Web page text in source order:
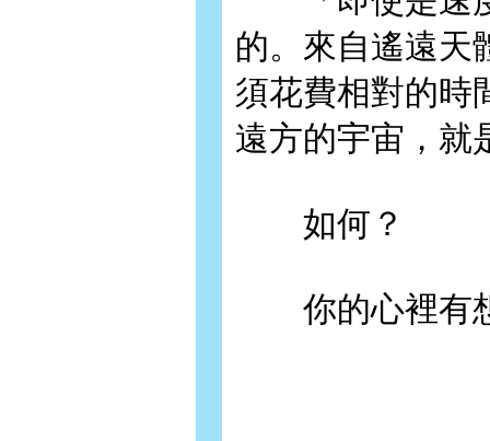
的。來自遙遠天
須花費相對的時
遠方的宇宙，就
如何？
你的心裡有